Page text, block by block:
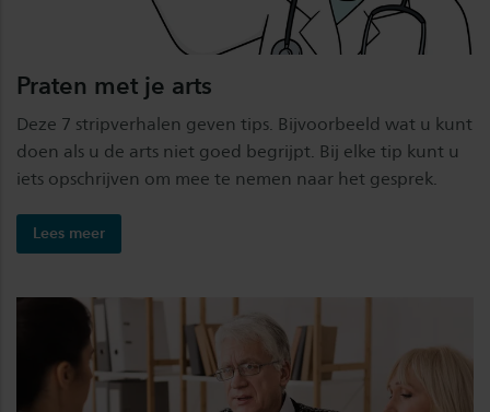
Praten met je arts
Deze 7 stripverhalen geven tips. Bijvoorbeeld wat u kunt
doen als u de arts niet goed begrijpt. Bij elke tip kunt u
iets opschrijven om mee te nemen naar het gesprek.
Lees meer